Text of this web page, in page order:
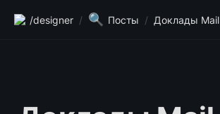
/designer / 🔍 Посты /